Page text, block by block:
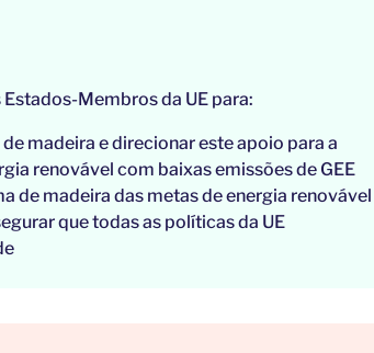
Membros da UE para:
madeira e direcionar este apoio para a
renovável com baixas emissões de GEE
de madeira das metas de energia renovável
que todas as políticas da UE